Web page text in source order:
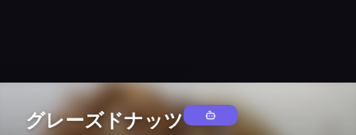
グレーズドナッツ